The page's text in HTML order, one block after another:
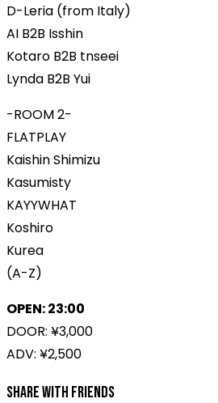
D-Leria (from Italy)
AI B2B Isshin
Kotaro B2B tnseei
Lynda B2B Yui
-ROOM 2-
FLATPLAY
Kaishin Shimizu
Kasumisty
KAYYWHAT
Koshiro
Kurea
(A-Z)
OPEN: 23:00
DOOR: ¥3,000
ADV: ¥2,500
Share With Friends